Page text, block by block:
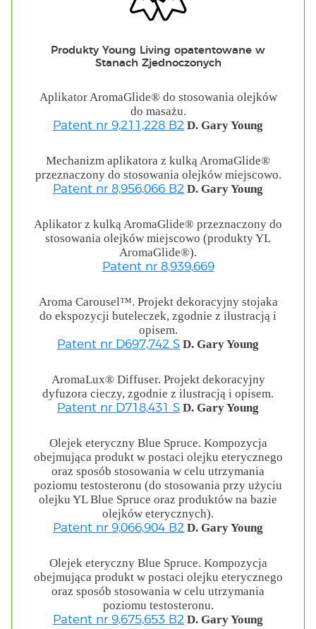
Produkty Young Living opatentowane w
Stanach Zjednoczonych
Aplikator AromaGlide® do stosowania olejków
do masażu.
Patent nr 9,211,228 B2 D. Gary Young
Mechanizm aplikatora z kulką AromaGlide®
przeznaczony do stosowania olejków miejscowo.
Patent nr 8,956,066 B2 D. Gary Young
Aplikator z kulką AromaGlide® przeznaczony do
stosowania olejków miejscowo (produkty YL
AromaGlide®).
Patent nr 8,939,669
Aroma Carousel™. Projekt dekoracyjny stojaka
do ekspozycji buteleczek, zgodnie z ilustracją i
opisem.
Patent nr D697,742 S D. Gary Young
AromaLux® Diffuser. Projekt dekoracyjny
dyfuzora cieczy, zgodnie z ilustracją i opisem.
Patent nr D718,431 S D. Gary Young
Olejek eteryczny Blue Spruce. Kompozycja
obejmująca produkt w postaci olejku eterycznego
oraz sposób stosowania w celu utrzymania
poziomu testosteronu (do stosowania przy użyciu
olejku YL Blue Spruce oraz produktów na bazie
olejków eterycznych).
Patent nr 9,066,904 B2 D. Gary Young
Olejek eteryczny Blue Spruce. Kompozycja
obejmująca produkt w postaci olejku eterycznego
oraz sposób stosowania w celu utrzymania
poziomu testosteronu.
Patent nr 9,675,653 B2 D. Gary Young